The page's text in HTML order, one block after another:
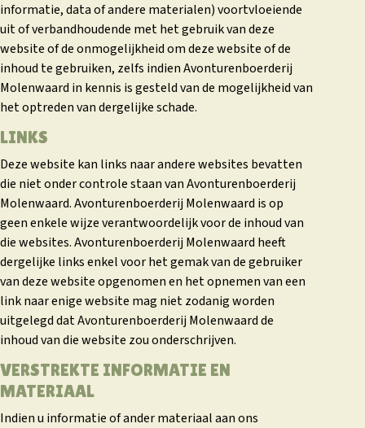
informatie, data of andere materialen) voortvloeiende
uit of verbandhoudende met het gebruik van deze
website of de onmogelijkheid om deze website of de
inhoud te gebruiken, zelfs indien Avonturenboerderij
Molenwaard in kennis is gesteld van de mogelijkheid van
het optreden van dergelijke schade.
LINKS
Deze website kan links naar andere websites bevatten
die niet onder controle staan van Avonturenboerderij
Molenwaard. Avonturenboerderij Molenwaard is op
geen enkele wijze verantwoordelijk voor de inhoud van
die websites. Avonturenboerderij Molenwaard heeft
dergelijke links enkel voor het gemak van de gebruiker
van deze website opgenomen en het opnemen van een
link naar enige website mag niet zodanig worden
uitgelegd dat Avonturenboerderij Molenwaard de
inhoud van die website zou onderschrijven.
VERSTREKTE INFORMATIE EN
MATERIAAL
Indien u informatie of ander materiaal aan ons